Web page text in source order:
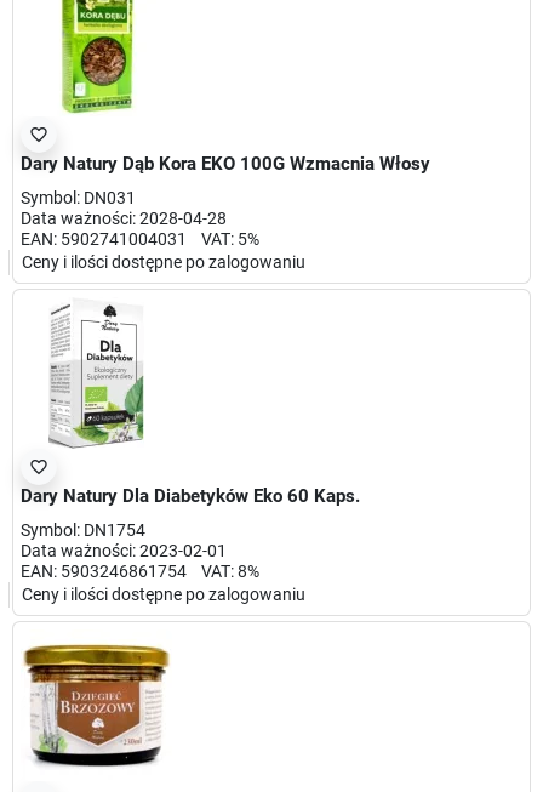
favorite_border
Dary Natury Dąb Kora EKO 100G Wzmacnia Włosy
Symbol: DN031
Data ważności: 2028-04-28
EAN: 5902741004031 VAT: 5%
Ceny i ilości dostępne po zalogowaniu
favorite_border
Dary Natury Dla Diabetyków Eko 60 Kaps.
Symbol: DN1754
Data ważności: 2023-02-01
EAN: 5903246861754 VAT: 8%
Ceny i ilości dostępne po zalogowaniu